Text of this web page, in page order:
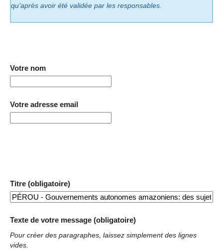
qu’après avoir été validée par les responsables.
Votre nom
Votre adresse email
Titre (obligatoire)
Texte de votre message (obligatoire)
Pour créer des paragraphes, laissez simplement des lignes
vides.